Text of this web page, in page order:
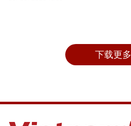
下载更多